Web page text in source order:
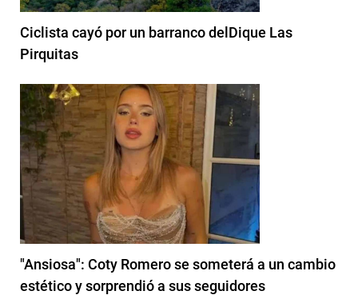
Ciclista cayó por un barranco delDique Las
Pirquitas
"Ansiosa": Coty Romero se someterá a un cambio
estético y sorprendió a sus seguidores